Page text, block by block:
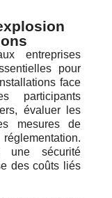
entreprises
pour
face
participants
évaluer les
mesures de
une sécurité
des coûts liés